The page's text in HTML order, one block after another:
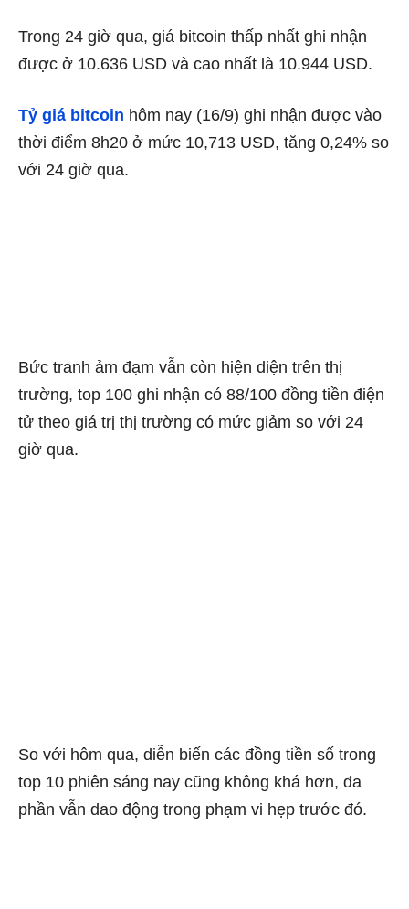
Trong 24 giờ qua, giá bitcoin thấp nhất ghi nhận
được ở 10.636 USD và cao nhất là 10.944 USD.
Tỷ giá bitcoin hôm nay (16/9) ghi nhận được vào
thời điểm 8h20 ở mức 10,713 USD, tăng 0,24% so
với 24 giờ qua.
Bức tranh ảm đạm vẫn còn hiện diện trên thị
trường, top 100 ghi nhận có 88/100 đồng tiền điện
tử theo giá trị thị trường có mức giảm so với 24
giờ qua.
So với hôm qua, diễn biến các đồng tiền số trong
top 10 phiên sáng nay cũng không khá hơn, đa
phần vẫn dao động trong phạm vi hẹp trước đó.